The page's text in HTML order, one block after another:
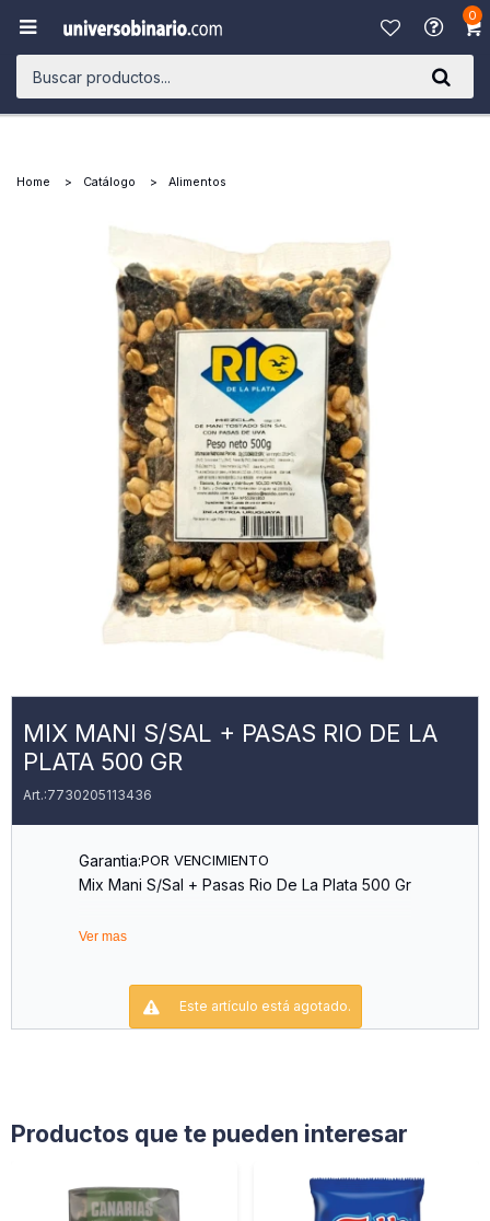
0

Home Catálogo Alimentos
MIX MANI S/SAL + PASAS RIO DE LA
PLATA 500 GR
7730205113436
Garantia:POR VENCIMIENTO
Mix Mani S/Sal + Pasas Rio De La Plata 500 Gr
Ver mas
Este artículo está agotado.
Productos que te pueden interesar